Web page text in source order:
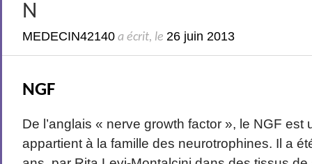
N
MEDECIN42140 a écrit, le26 juin 2013
NGF
De l’anglais « nerve growth factor », le NGF est
appartient à la famille des neurotrophines. Il a